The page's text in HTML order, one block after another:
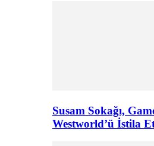
Susam Sokağı,
Westworld’ü İstila